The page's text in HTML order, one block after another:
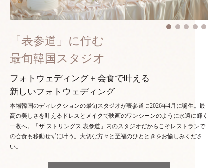
「表参道」に佇む
最旬韓国スタジオ
フォトウェディング＋会食で叶える
新しいフォトウェディング
本場韓国のディレクションの最旬スタジオが表参道に2026年4月に誕生。最
高の美しさを叶えるドレスとメイクで映画のワンシーンのように永遠に輝く
一枚へ。「ザ ストリングス 表参道」内のスタジオだからこそレストランで
の会食も移動せずに叶う。大切な方々と至福のひとときをお愉しみくださ
い。